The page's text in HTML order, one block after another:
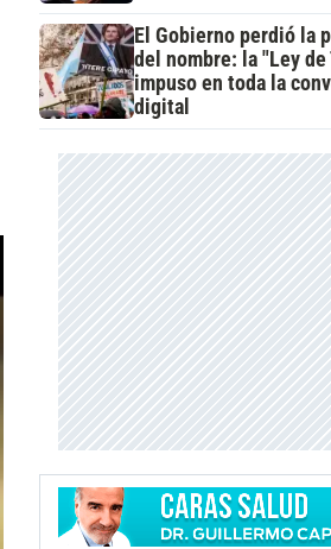
El Gobierno perdió la
del nombre: la "Ley de
impuso en toda la
digital